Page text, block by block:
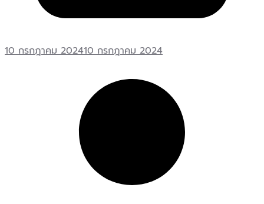
10 กรกฎาคม 202410 กรกฎาคม 2024